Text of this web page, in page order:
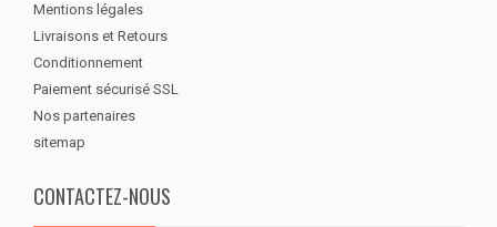
Mentions légales
Livraisons et Retours
Conditionnement
Paiement sécurisé SSL
Nos partenaires
sitemap
CONTACTEZ-NOUS